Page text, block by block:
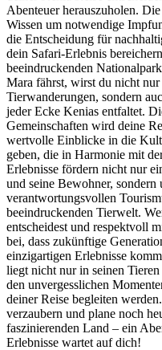
Abenteuer herauszuholen.
Wissen um notwendige
die Entscheidung für
dein Safari-Erlebnis
beeindruckenden
Mara fährst, wirst du nicht
Tierwanderungen, sondern
jeder Ecke Kenias entfaltet.
Gemeinschaften wird deine
wertvolle Einblicke in die
geben, die in Harmonie mit
Erlebnisse fördern nicht nur
und seine Bewohner, sondern
verantwortungsvollen
beeindruckenden Tierwelt.
entscheidest und respektvoll
bei, dass zukünftige
einzigartigen Erlebnisse
liegt nicht nur in seinen
den unvergesslichen
deiner Reise begleiten
verzaubern und plane noch
faszinierenden Land – ein
Erlebnisse wartet auf dich!